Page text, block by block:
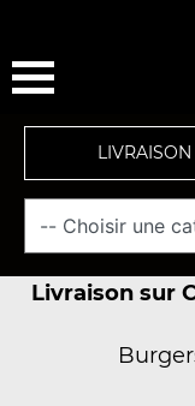
LIVRAISON
Livraison sur